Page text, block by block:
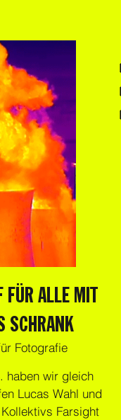
FÜR ALLE MIT
SCHRANK
Fotografie
haben wir gleich
Lucas Wahl und
Farsight